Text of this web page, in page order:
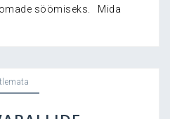
söömiseks. Mida